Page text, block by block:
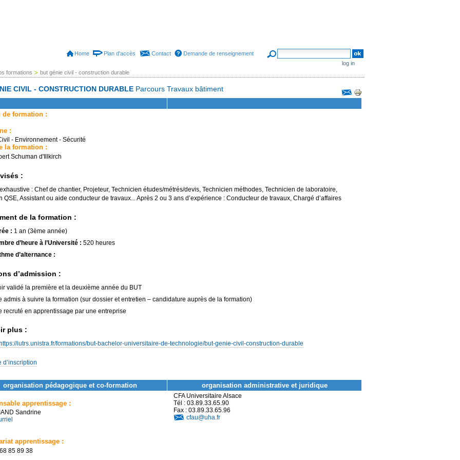
search site
Home Plan d'accès Contact Demande de renseignement
log in
formations > but génie civil - construction durable
Document
Actions
CIVIL - CONSTRUCTION DURABLE Parcours Travaux bâtiment
de formation :
:
- Environnement - Sécurité
la formation :
Schuman d'Illkirch
:
: Chef de chantier, Projeteur, Technicien études/métrés/devis, Technicien méthodes, Technicien de laboratoire,
QSE, Assistant ou aide conducteur de travaux... Après 2 ou 3 ans d’expérience : Conducteur de travaux, Chargé d’affaires
de la formation :
: 1 an (3ème année)
d’heure à l’Université : 520 heures
d’alternance :
d’admission :
validé la première et la deuxième année du BUT
admis à suivre la formation (sur dossier et entretien – candidature auprès de la formation)
recruté en apprentissage par une entreprise
plus :
https://iutrs.unistra.fr/formations/but-bachelor-universitaire-de-technologie/but-genie-civil-construction-durable
d’inscription
organisation pédagogique et co-formation organisation administrative et juridique
apprentissage :
Sandrine
apprentissage :
85 89 38
CFA Universitaire Alsace
Tél : 03.89.33.65.90
Fax : 03.89.33.65.96
cfau@uha.fr